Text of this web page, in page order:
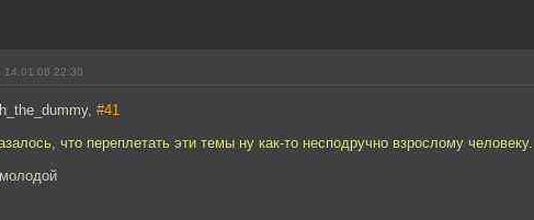
14.01.08 22:30
#41
что переплетать эти темы ну как-то несподручно взрослому человеку.